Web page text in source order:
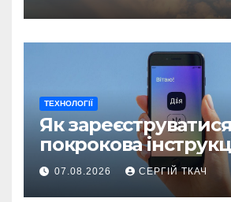
ТЕХНОЛОГІЇ
Як зареєструватися
покрокова
07.08.2026 СЕРГІЙ ТКАЧ